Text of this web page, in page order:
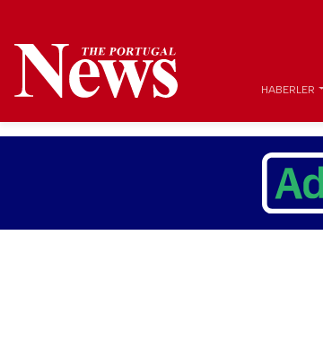
HABERLER